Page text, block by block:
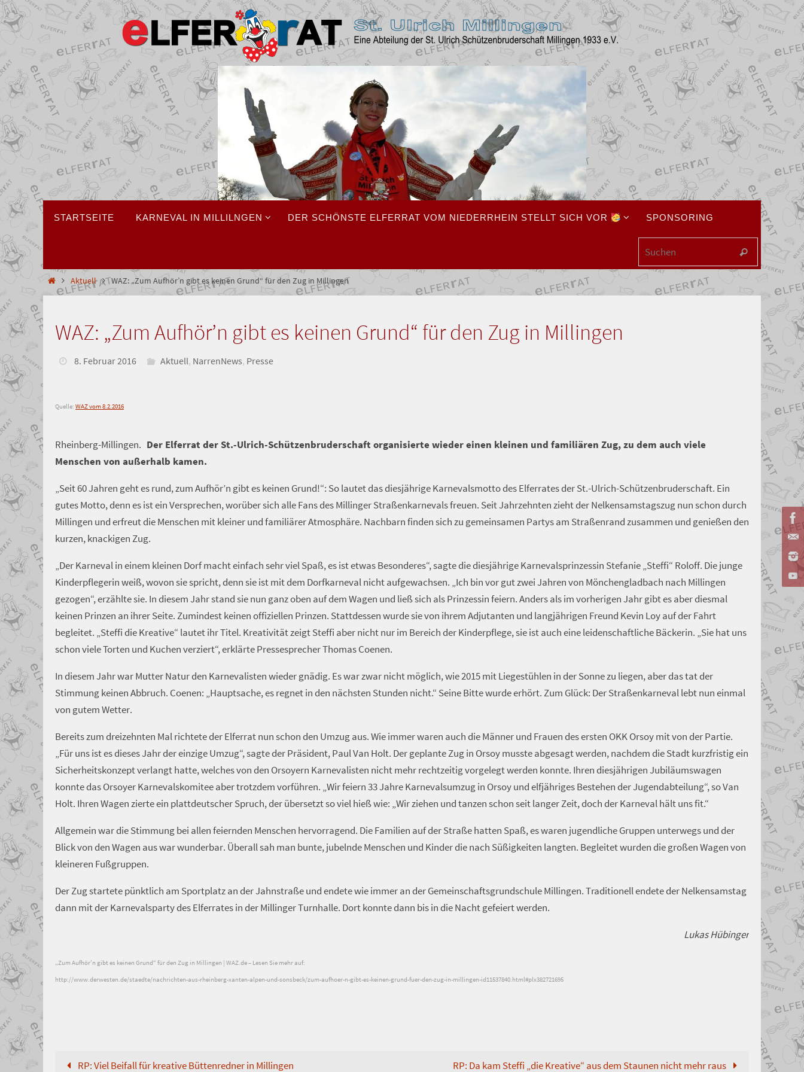
Zum
Inhalt
springen
Zum
Inhalt
STARTSEITE KARNEVAL IN MILLILNGEN DER SCHÖNSTE ELFERRAT VOM NIEDERRHEIN STELLT SICH VOR SPONSORING
Suchen
Suchen
StartAktuell WAZ: „Zum Aufhör’n gibt es keinen Grund“ für den Zug in Millingen
WAZ: „Zum Aufhör’n gibt es keinen Grund“ für den Zug in Millingen
8. Februar 2016 Aktuell, NarrenNews, Presse
Quelle: WAZ vom 8.2.2016
Rheinberg-Millingen. Der Elferrat der St.-Ulrich-Schützenbruderschaft organisierte wieder einen kleinen und familiären Zug, zu dem auch viele
Menschen von außerhalb kamen.
„Seit 60 Jahren geht es rund, zum Aufhör’n gibt es keinen Grund!“: So lautet das diesjährige Karnevalsmotto des Elferrates der St.-Ulrich-Schützenbruderschaft. Ein
gutes Motto, denn es ist ein Versprechen, worüber sich alle Fans des Millinger Straßenkarnevals freuen. Seit Jahrzehnten zieht der Nelkensamstagszug nun schon durch
Millingen und erfreut die Menschen mit kleiner und familiärer Atmosphäre. Nachbarn finden sich zu gemeinsamen Partys am Straßenrand zusammen und genießen den
kurzen, knackigen Zug.
„Der Karneval in einem kleinen Dorf macht einfach sehr viel Spaß, es ist etwas Besonderes“, sagte die diesjährige Karnevalsprinzessin Stefanie „Steffi“ Roloff. Die junge
Kinderpflegerin weiß, wovon sie spricht, denn sie ist mit dem Dorfkarneval nicht aufgewachsen. „Ich bin vor gut zwei Jahren von Mönchengladbach nach Millingen
gezogen“, erzählte sie. In diesem Jahr stand sie nun ganz oben auf dem Wagen und ließ sich als Prinzessin feiern. Anders als im vorherigen Jahr gibt es aber diesmal
keinen Prinzen an ihrer Seite. Zumindest keinen offiziellen Prinzen. Stattdessen wurde sie von ihrem Adjutanten und langjährigen Freund Kevin Loy auf der Fahrt
begleitet. „Steffi die Kreative“ lautet ihr Titel. Kreativität zeigt Steffi aber nicht nur im Bereich der Kinderpflege, sie ist auch eine leidenschaftliche Bäckerin. „Sie hat uns
schon viele Torten und Kuchen verziert“, erklärte Pressesprecher Thomas Coenen.
In diesem Jahr war Mutter Natur den Karnevalisten wieder gnädig. Es war zwar nicht möglich, wie 2015 mit Liegestühlen in der Sonne zu liegen, aber das tat der
Stimmung keinen Abbruch. Coenen: „Hauptsache, es regnet in den nächsten Stunden nicht.“ Seine Bitte wurde erhört. Zum Glück: Der Straßenkarneval lebt nun einmal
von gutem Wetter.
Bereits zum dreizehnten Mal richtete der Elferrat nun schon den Umzug aus. Wie immer waren auch die Männer und Frauen des ersten OKK Orsoy mit von der Partie.
„Für uns ist es dieses Jahr der einzige Umzug“, sagte der Präsident, Paul Van Holt. Der geplante Zug in Orsoy musste abgesagt werden, nachdem die Stadt kurzfristig ein
Sicherheitskonzept verlangt hatte, welches von den Orsoyern Karnevalisten nicht mehr rechtzeitig vorgelegt werden konnte. Ihren diesjährigen Jubiläumswagen
konnte das Orsoyer Karnevalskomitee aber trotzdem vorführen. „Wir feiern 33 Jahre Karnevalsumzug in Orsoy und elfjähriges Bestehen der Jugendabteilung“, so Van
Holt. Ihren Wagen zierte ein plattdeutscher Spruch, der übersetzt so viel hieß wie: „Wir ziehen und tanzen schon seit langer Zeit, doch der Karneval hält uns fit.“
Allgemein war die Stimmung bei allen feiernden Menschen hervorragend. Die Familien auf der Straße hatten Spaß, es waren jugendliche Gruppen unterwegs und der
Blick von den Wagen aus war wunderbar. Überall sah man bunte, jubelnde Menschen und Kinder die nach Süßigkeiten langten. Begleitet wurden die großen Wagen von
kleineren Fußgruppen.
Der Zug startete pünktlich am Sportplatz an der Jahnstraße und endete wie immer an der Gemeinschaftsgrundschule Millingen. Traditionell endete der Nelkensamstag
dann mit der Karnevalsparty des Elferrates in der Millinger Turnhalle. Dort konnte dann bis in die Nacht gefeiert werden.
Lukas Hübinger
„Zum Aufhör’n gibt es keinen Grund“ für den Zug in Millingen | WAZ.de – Lesen Sie mehr auf:
http://www.derwesten.de/staedte/nachrichten-aus-rheinberg-xanten-alpen-und-sonsbeck/zum-aufhoer-n-gibt-es-keinen-grund-fuer-den-zug-in-millingen-id11537840.html#plx382721695
RP: Viel Beifall für kreative Büttenredner in Millingen RP: Da kam Steffi „die Kreative“ aus dem Staunen nicht mehr raus